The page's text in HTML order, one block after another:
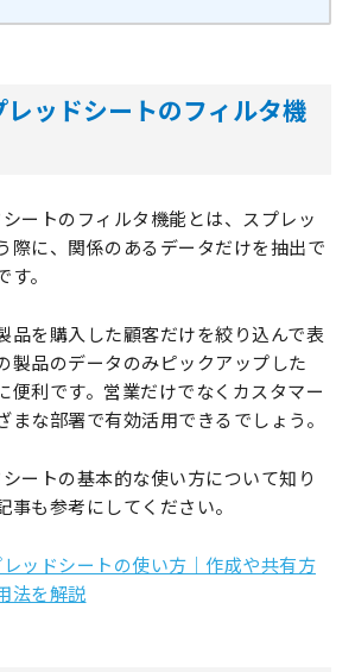
ッドシートのフィルタ機
ートのフィルタ機能とは、スプレッ
際に、関係のあるデータだけを抽出で
。
品を購入した顧客だけを絞り込んで表
製品のデータのみピックアップした
便利です。営業だけでなくカスタマー
まな部署で有効活用できるでしょう。
ートの基本的な使い方について知り
事も参考にしてください。
ッドシートの使い方｜作成や共有方
法を解説